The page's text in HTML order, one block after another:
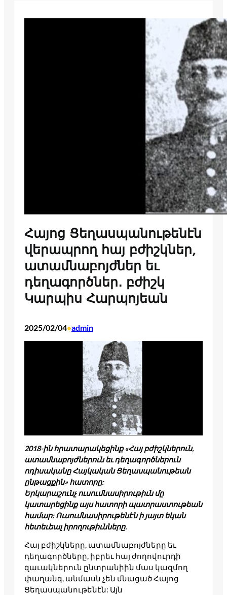
Հայոց Ցեղասպանութենէն
վերապրող հայ բժիշկներ,
ատամնաբոյժներ եւ
դեղագործներ․ բժիշկ
Կարպիս Հարպոյեան
2025/02/04•admin
2018-ին հրատարակեցինք «Հայ բժիշկներուն,
ատամնաբոյժներուն եւ դեղագործներուն
ոդիսականը Հայկական Ցեղասպանութեան
ընթացքին» հատորը:
Երկարաշունչ ուսումնասիրութիւն մը
կատարեցինք այս հատորի պատրաստութեան
համար: Ուսումնասիրութենէն ի յայտ եկան
հետեւեալ իրողութիւնները.
Հայ բժիշկները, ատամնաբոյժները եւ
դեղագործները, իբրեւ հայ ժողովուրդի
զաւակներուն ընտրանիին մաս կազմող
փաղանգ, անմասն չեն մնացած Հայոց
Ցեղասպանութենէն: Այն